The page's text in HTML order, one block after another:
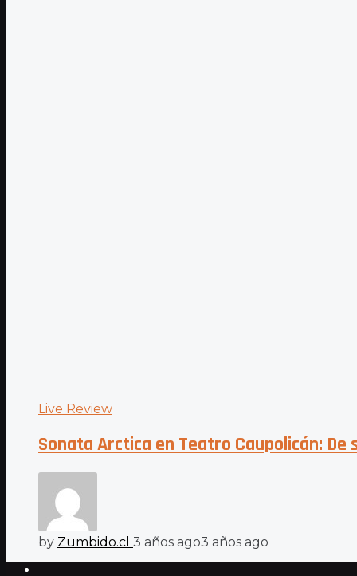
Live Review
Sonata Arctica en Teatro Caupolicán:
by Zumbido.cl 3 años ago3 años ago